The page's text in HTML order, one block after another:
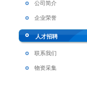
公司简介
企业荣誉
人才招聘
联系我们
物资采集